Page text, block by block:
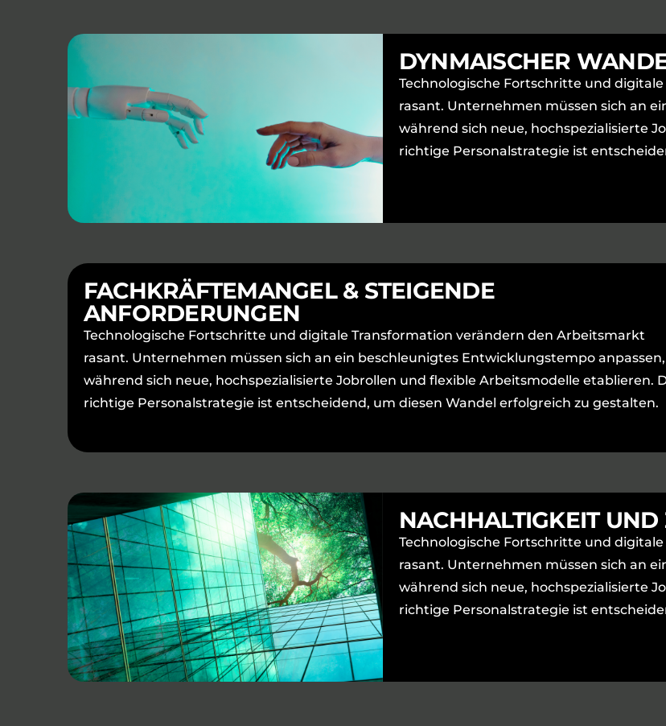
DYNMAISCHER
Technologische Fortschritte und
rasant. Unternehmen müssen sich an
während sich neue, hochspezialisierte
richtige Personalstrategie ist
FACHKRÄFTEMANGEL & STEIGENDE
ANFORDERUNGEN
Technologische Fortschritte und digitale Transformation verändern den Arbeitsmarkt
rasant. Unternehmen müssen sich an ein beschleunigtes Entwicklungstempo anpassen,
während sich neue, hochspezialisierte Jobrollen und flexible Arbeitsmodelle etablieren.
richtige Personalstrategie ist entscheidend, um diesen Wandel erfolgreich zu gestalten.
NACHHALTIGKEIT
Technologische Fortschritte und
rasant. Unternehmen müssen sich an
während sich neue, hochspezialisierte
richtige Personalstrategie ist